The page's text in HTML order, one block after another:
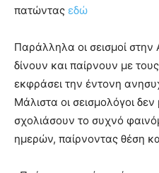
πατώντας εδώ
Παράλληλα οι σεισμοί στην
δίνουν και παίρνουν με
εκφράσει την έντονη
Μάλιστα οι σεισμολόγοι
σχολιάσουν το συχνό
ημερών, παίρνοντας θέση